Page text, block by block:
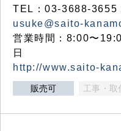
TEL：03-3688-
usuke@saito-
営業時間：8:00〜
日
http://www.saito-
販売可 工事・取